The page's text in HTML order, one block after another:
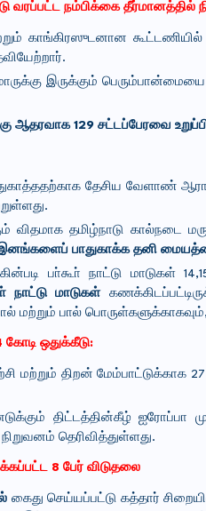
நம்பிக்கை தீர்மானத்தில்
காங்கிரஸுடனான
இருக்கும்
ஆதரவாக 129 சட்டப்பேரவை
தேசிய வேளாண்
விதமாக தமிழ்நாடு கால்நடை
இனங்களைப் பாதுகாக்க தனி
பா்கூா் நாட்டு மாடுகள்
நாட்டு மாடுகள்
மற்றும் பால்
கோடி ஒதுக்கீடு:
மற்றும் திறன் மேம்பாட்டுக்காக
திட்டத்தின்கீழ் ஐரோப்பா
தெரிவித்துள்ளது.
8 பேர் விடுதலை
கைது செய்யப்பட்டு கத்தார்